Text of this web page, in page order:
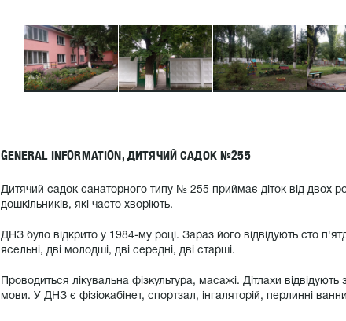
GENERAL INFORMATION, ДИТЯЧИЙ САДОК №255
Дитячий садок санаторного типу № 255 приймає діток від двох
дошкільників, які часто хворіють.
ДНЗ було відкрито у 1984-му році. Зараз його відвідують сто
ясельні, дві молодші, дві середні, дві старші.
Проводиться лікувальна фізкультура, масажі. Дітлахи
мови. У ДНЗ є фізіокабінет, спортзал, інгаляторій, перлинні